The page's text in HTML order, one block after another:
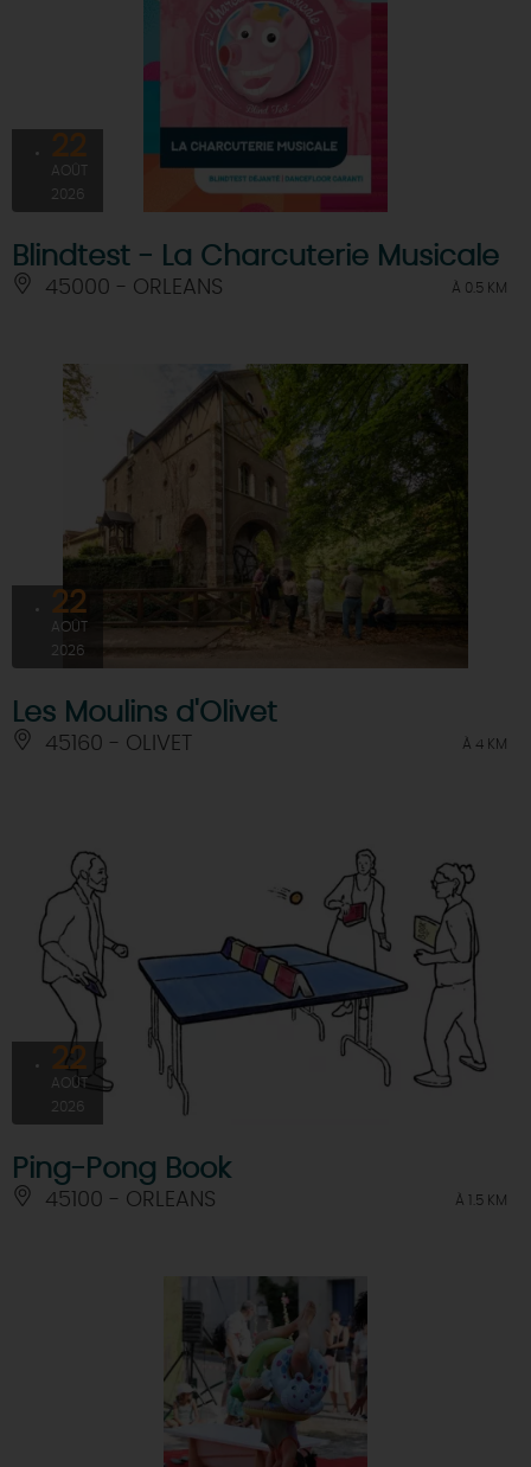
22
AOÛT
2026
Blindtest - La Charcuterie Musicale
45000 - ORLEANS À 0.5 KM
22
AOÛT
2026
Les Moulins d'Olivet
45160 - OLIVET À 4 KM
22
AOÛT
2026
Ping-Pong Book
45100 - ORLEANS À 1.5 KM